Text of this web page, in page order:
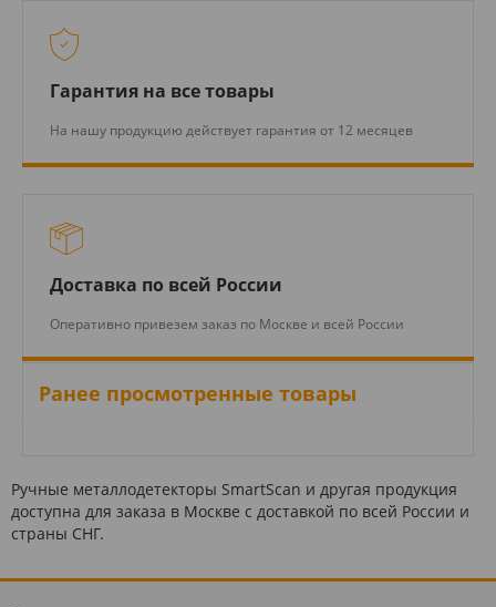
Гарантия на все товары
На нашу продукцию действует гарантия от 12 месяцев
Доставка по всей России
Оперативно привезем заказ по Москве и всей России
Ранее просмотренные товары
Ручные металлодетекторы SmartScan и другая продукция
доступна для заказа в Москве с доставкой по всей России и
страны СНГ.